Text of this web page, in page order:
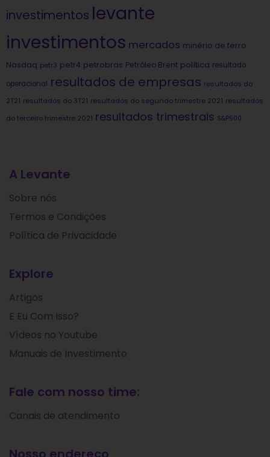
investimentos levante
investimentos mercados minério de ferro
Nasdaq petr3 petr4 petrobras Petróleo Brent política resultado
operacional resultados de empresas resultados do
2T21 resultados do 3T21 resultados do segundo trimestre 2021 resultados
do terceiro trimestre 2021 resultados trimestrais S&P500
A Levante
Sobre nós
Termos e Condições
Política de Privacidade
Explore
Artigos
E Eu Com Isso?
Vídeos no Youtube
Manuais de Investimento
Fale com nosso time:
Canais de atendimento